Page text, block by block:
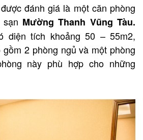
đánh giá là một căn phòng
Mường Thanh Vũng Tàu.
diện tích khoảng 50 – 55m2,
2 phòng ngủ và một phòng
này phù hợp cho những